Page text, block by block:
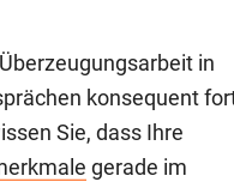
in
konsequent
Sie, dass Ihre
gerade im